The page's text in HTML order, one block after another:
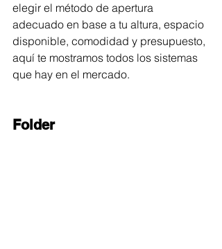
elegir el método de apertura
adecuado en base a tu altura, espacio
disponible, comodidad y presupuesto,
aquí te mostramos todos los sistemas
que hay en el mercado.
Folder